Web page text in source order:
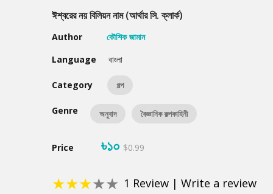
ঈশ্বরের নয় বিলিয়ন নাম (আর্থার সি. ক্লার্ক)
Author
কৌশিক জামান
Language
বাংলা
Category গল্প
Genre অনুবাদ বৈজ্ঞানিক কল্পকাহিনী
Price ৳১০ $0.99
★★★★★ 1 Review | Write a review